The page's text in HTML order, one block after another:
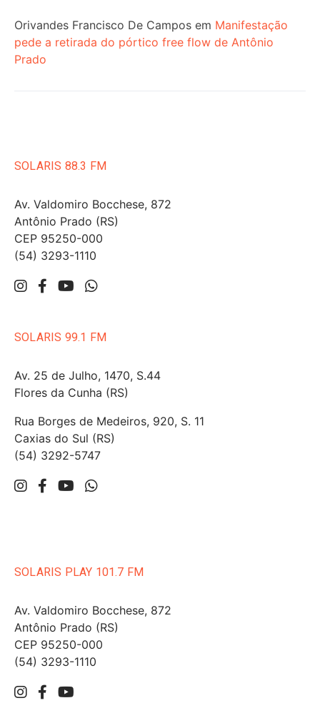
Orivandes Francisco De Campos em Manifestação
pede a retirada do pórtico free flow de Antônio
Prado
SOLARIS 88.3 FM
Av. Valdomiro Bocchese, 872
Antônio Prado (RS)
CEP 95250-000
(54) 3293-1110
SOLARIS 99.1 FM
Av. 25 de Julho, 1470, S.44
Flores da Cunha (RS)
Rua Borges de Medeiros, 920, S. 11
Caxias do Sul (RS)
(54) 3292-5747
SOLARIS PLAY 101.7 FM
Av. Valdomiro Bocchese, 872
Antônio Prado (RS)
CEP 95250-000
(54) 3293-1110